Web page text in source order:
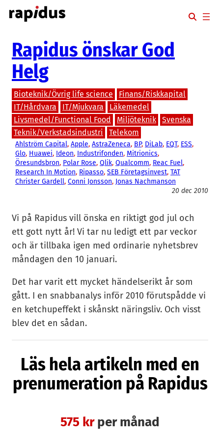
Hoppa
till
Rapidus önskar God
Helg
Bioteknik/Övrig life science
Finans/Riskkapital
IT/Hårdvara
IT/Mjukvara
Läkemedel
Livsmedel/Functional Food
Miljöteknik
Svenska
Teknik/Verkstadsindustri
Telekom
Ahlström Capital, Apple, AstraZeneca, BP, DiLab, EQT, ESS
Glo, Huawei, Ideon, Industrifonden, Mitrionics
Öresundsbron, Polar Rose, Qlik, Qualcomm, Reac Fuel
Research In Motion, Ripasso, SEB Företagsinvest, TAT
Christer Gardell, Conni Jonsson, Jonas Nachmanson
20 dec 2010
Vi på Rapidus vill önska en riktigt god jul och
ett gott nytt år! Vi tar nu ledigt ett par veckor
och är tillbaka igen med ordinarie nyhetsbrev
måndagen den 10 januari.
Det har varit ett mycket händelserikt år som
gått. I en snabbanalys inför 2010 förutspådde vi
en ketchupeffekt i skånskt näringsliv. Och visst
blev det en sådan.
men på den svenska sidan Sundet har
kontrasten mot 2009 varit markant. Vi har sett
flera fusioner, uppköp och nysatsningar — samt
Minns du allt som hänt? Här är några viktiga
Läs hela artikeln med en
prenumeration på Rapidus
575 krper månad